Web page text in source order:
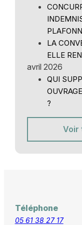
LA
ELLE
avril 2026
QUI
?
Voir
Téléphone
05 61 38 27 17